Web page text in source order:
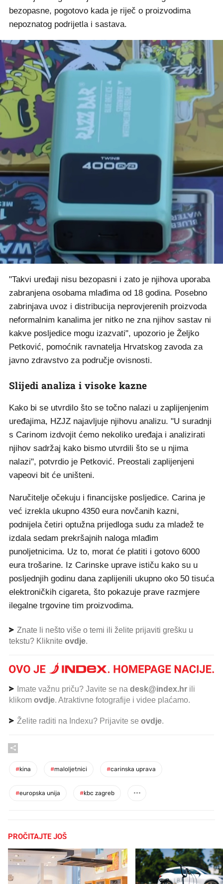
bezopasne, pogotovo kada je riječ o proizvodima
nepoznatog podrijetla i sastava.
"Takvi uređaji nisu bezopasni i zato je njihova uporaba
zabranjena osobama mlađima od 18 godina. Posebno
zabrinjava uvoz i distribucija neprovjerenih proizvoda
neformalnim kanalima jer nitko ne zna njihov sastav ni
kakve posljedice mogu izazvati", upozorio je Željko
Petković, pomoćnik ravnatelja Hrvatskog zavoda za
javno zdravstvo za područje ovisnosti.
Slijedi analiza i visoke kazne
Kako bi se utvrdilo što se točno nalazi u zaplijenjenim
uređajima, HZJZ najavljuje njihovu analizu. "U suradnji
s Carinom izdvojit ćemo nekoliko uređaja i analizirati
njihov sadržaj kako bismo utvrdili što se u njima
nalazi", potvrdio je Petković. Preostali zaplijenjeni
vapeovi bit će uništeni.
Naručitelje očekuju i financijske posljedice. Carina je
već izrekla ukupno 4350 eura novčanih kazni,
podnijela četiri optužna prijedloga sudu za mladež te
izdala sedam prekršajnih naloga mlađim
punoljetnicima. Uz to, morat će platiti i gotovo 6000
eura trošarine. Iz Carinske uprave ističu kako su u
posljednjih godinu dana zaplijenili ukupno oko 50 tisuća
elektroničkih cigareta, što pokazuje prave razmjere
ilegalne trgovine tim proizvodima.
Znate li nešto više o temi ili želite prijaviti grešku u
tekstu? Kliknite ovdje.
Imate važnu priču? Javite se na desk@index.hr ili
klikom ovdje. Atraktivne fotografije i videe plaćamo.
Želite raditi na Indexu? Prijavite se ovdje.
#kina #maloljetnici #carinska uprava
#europska unija #kbc zagreb
PROČITAJTE JOŠ